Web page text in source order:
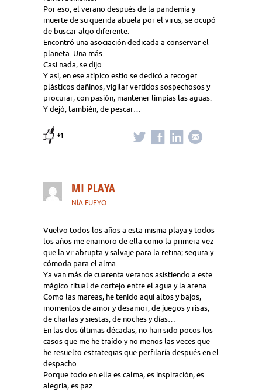
Por eso, el verano después de la pandemia y
muerte de su querida abuela por el virus, se ocupó
de buscar algo diferente.
Encontró una asociación dedicada a conservar el
planeta. Una más.
Casi nada, se dijo.
Y así, en ese atípico estío se dedicó a recoger
plásticos dañinos, vigilar vertidos sospechosos y
procurar, con pasión, mantener limpias las aguas.
Y dejó, también, de pescar…
+1
MI PLAYA
NÍA FUEYO
Vuelvo todos los años a esta misma playa y todos
los años me enamoro de ella como la primera vez
que la vi: abrupta y salvaje para la retina; segura y
cómoda para el alma.
Ya van más de cuarenta veranos asistiendo a este
mágico ritual de cortejo entre el agua y la arena.
Como las mareas, he tenido aquí altos y bajos,
momentos de amor y desamor, de juegos y risas,
de charlas y siestas, de noches y días…
En las dos últimas décadas, no han sido pocos los
casos que me he traído y no menos las veces que
he resuelto estrategias que perfilaría después en el
despacho.
Porque todo en ella es calma, es inspiración, es
alegría, es paz.